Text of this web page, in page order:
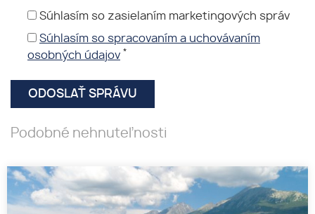
Súhlasím so zasielaním marketingových správ
Súhlasím so spracovaním a uchovávaním
osobných údajov *
Podobné nehnuteľnosti